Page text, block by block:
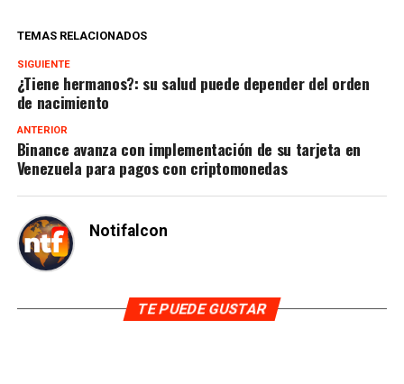
TEMAS RELACIONADOS
SIGUIENTE
¿Tiene hermanos?: su salud puede depender del orden
de nacimiento
ANTERIOR
Binance avanza con implementación de su tarjeta en
Venezuela para pagos con criptomonedas
Notifalcon
TE PUEDE GUSTAR